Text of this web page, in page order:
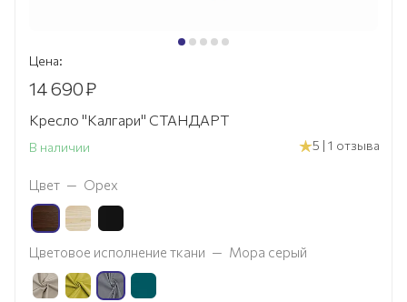
Цена:
14 690₽
Кресло "Калгари" СТАНДАРТ
В наличии 5 | 1 отзыва
Цвет — Орех
Цветовое исполнение ткани — Мора серый